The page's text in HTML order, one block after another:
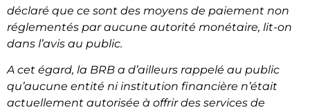
déclaré que ce sont des moyens de paiement non
réglementés par aucune autorité monétaire, lit-on
dans l’avis au public.
A cet égard, la BRB a d’ailleurs rappelé au public
qu’aucune entité ni institution financière n’était
actuellement autorisée à offrir des services de